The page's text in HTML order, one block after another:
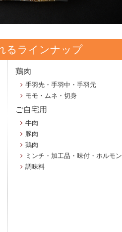
るラインナップ
鶏肉
手羽先・手羽中・手羽元
モモ・ムネ・切身
ご自宅用
牛肉
豚肉
鶏肉
ミンチ・加工品・味付・ホルモン
調味料